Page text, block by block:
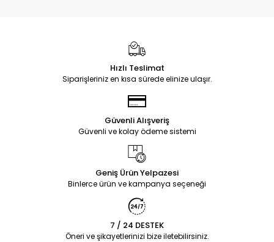
Hızlı Teslimat
Siparişleriniz en kısa sürede elinize ulaşır.
Güvenli Alışveriş
Güvenli ve kolay ödeme sistemi
Geniş Ürün Yelpazesi
Binlerce ürün ve kampanya seçeneği
7 / 24 DESTEK
Öneri ve şikayetlerinizi bize iletebilirsiniz.